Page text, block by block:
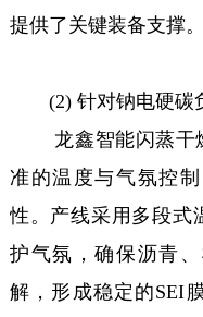
提供了关键装备支撑。
(2) 针对钠电硬碳
龙鑫智能闪蒸干燥
准的温度与气氛控
性。产线采用多段式
护气氛，确保沥青
解，形成稳定的SEI